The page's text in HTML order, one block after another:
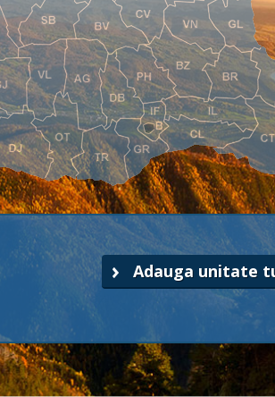
Superb 9+
Foarte bine 8+
Bine 7+
Placut 6+
Adauga unitate